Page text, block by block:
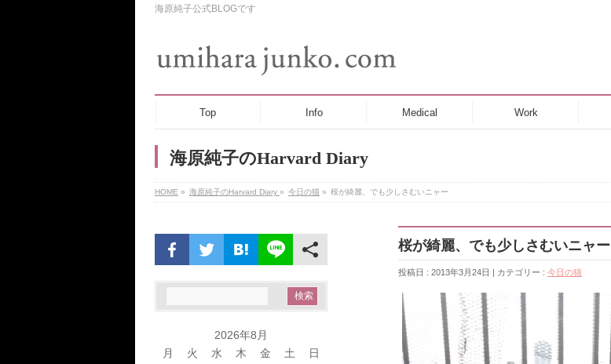
海原純子公式BLOGです
Top Info Medical Work
海原純子のHarvard Diary
HOME » 海原純子のHarvard Diary » 今日の猫 » 桜が綺麗、でも少しさむいニャー
桜が綺麗、でも少しさむいニャー
投稿日 : 2013年3月24日 | カテゴリー : 今日の猫
2026年8月
月
火 水 木 金 土 日